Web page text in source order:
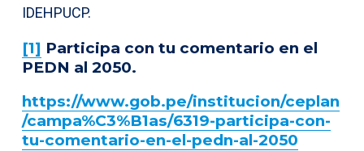
IDEHPUCP.
[1] Participa con tu comentario en el
PEDN al 2050.
https://www.gob.pe/institucion/ceplan
/campa%C3%B1as/6319-participa-con-
tu-comentario-en-el-pedn-al-2050